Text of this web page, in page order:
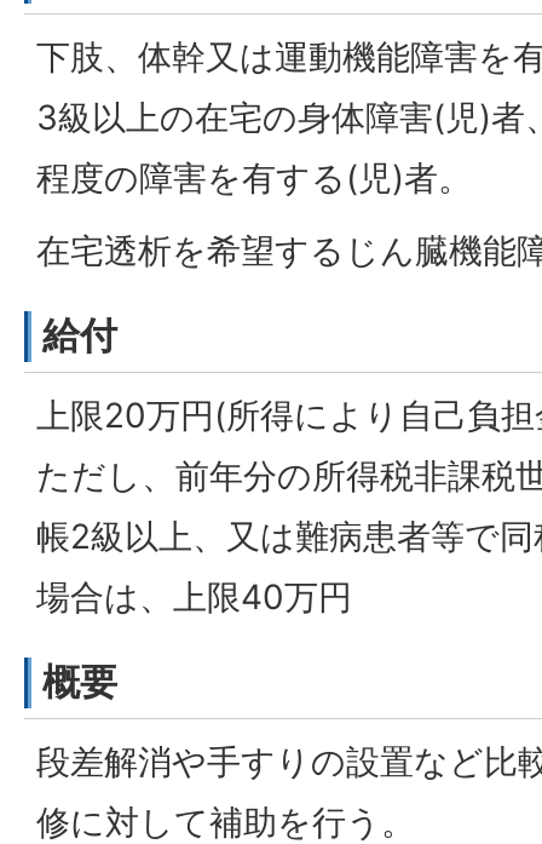
下肢、体幹又は運動機能障害を
3級以上の在宅の身体障害(児)者
程度の障害を有する(児)者。
在宅透析を希望するじん臓機能
給付
上限20万円(所得により自己負
ただし、前年分の所得税非課税
帳2級以上、又は難病患者等で
場合は、上限40万円
概要
段差解消や手すりの設置など比
修に対して補助を行う。